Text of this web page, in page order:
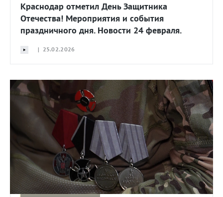
Краснодар отметил День Защитника
Отечества! Мероприятия и события
праздничного дня. Новости 24 февраля.
| 25.02.2026